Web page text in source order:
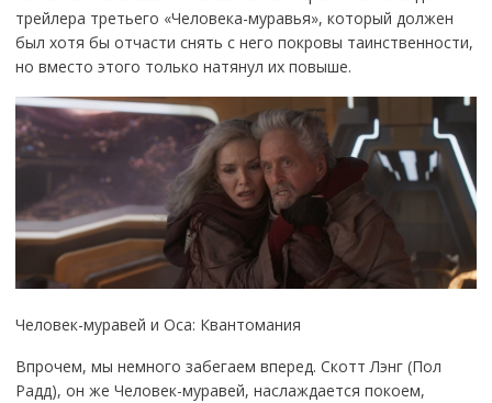
трейлера третьего «Человека-муравья», который должен
был хотя бы отчасти снять с него покровы таинственности,
но вместо этого только натянул их повыше.
Человек-муравей и Оса: Квантомания
Впрочем, мы немного забегаем вперед. Скотт Лэнг (Пол
Радд), он же Человек-муравей, наслаждается покоем,